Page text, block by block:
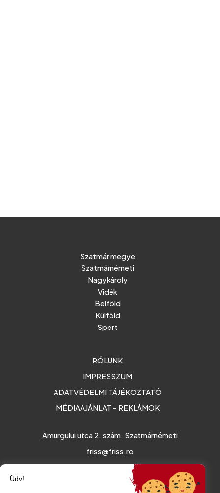
Szatmár megye
Szatmárnémeti
Nagykároly
Vidék
Belföld
Külföld
Sport
RÓLUNK
IMPRESSZUM
ADATVÉDELMI TÁJÉKOZTATÓ
MÉDIAAJÁNLAT - REKLÁMOK
Amurgului utca 2. szám, Szatmárnémeti
friss@friss.ro
Üdv!